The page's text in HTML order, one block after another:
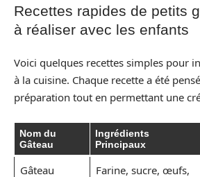
Recettes rapides de petits
à réaliser avec les enfants
Voici quelques recettes simples pour
à la cuisine. Chaque recette a été
préparation tout en permettant une
Nom du
Gâteau
Ingrédients
Principaux
Gâteau
Farine, sucre, œufs,